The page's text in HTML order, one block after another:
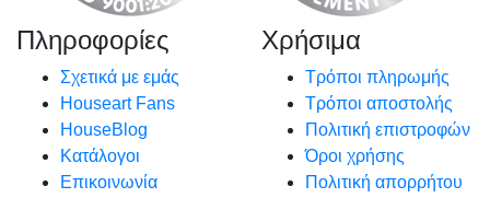
Πληροφορίες
Σχετικά με εμάς
Houseart Fans
HouseBlog
Κατάλογοι
Επικοινωνία
Χρήσιμα
Τρόποι πληρωμής
Τρόποι αποστολής
Πολιτική επιστροφών
Όροι χρήσης
Πολιτική απορρήτου